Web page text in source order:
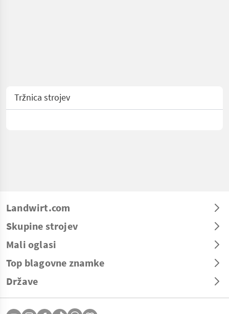
Tržnica strojev
Landwirt.com
Skupine strojev
Mali oglasi
Top blagovne znamke
Države